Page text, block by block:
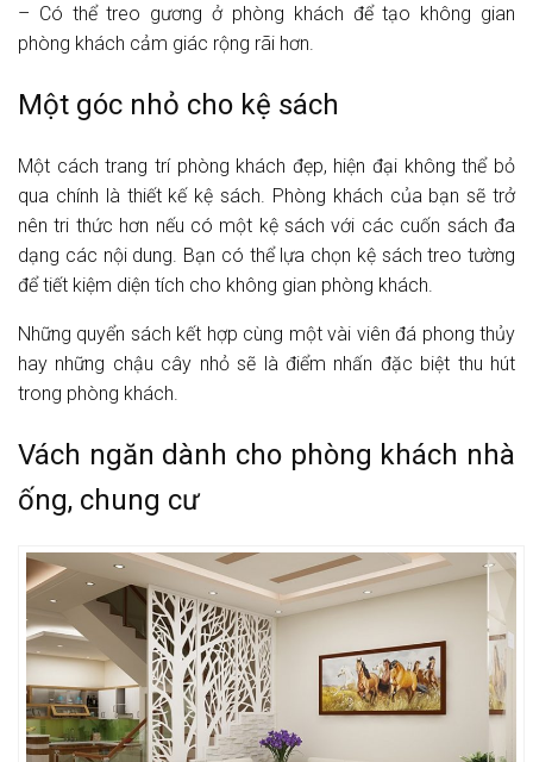
– Có thể treo gương ở phòng khách để tạo không gian
phòng khách cảm giác rộng rãi hơn.
Một góc nhỏ cho kệ sách
Một cách trang trí phòng khách đẹp, hiện đại không thể bỏ
qua chính là thiết kế kệ sách. Phòng khách của bạn sẽ trở
nên tri thức hơn nếu có một kệ sách với các cuốn sách đa
dạng các nội dung. Bạn có thể lựa chọn kệ sách treo tường
để tiết kiệm diện tích cho không gian phòng khách.
Những quyển sách kết hợp cùng một vài viên đá phong thủy
hay những chậu cây nhỏ sẽ là điểm nhấn đặc biệt thu hút
trong phòng khách.
Vách ngăn dành cho phòng khách nhà
ống, chung cư